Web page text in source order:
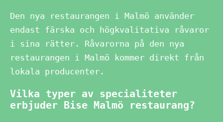
Den nya restaurangen i Malmö använder
endast färska och högkvalitativa råvaror
i sina rätter. Råvarorna på den nya
restaurangen i Malmö kommer direkt från
lokala producenter.
Vilka typer av specialiteter
erbjuder Bise Malmö restaurang?